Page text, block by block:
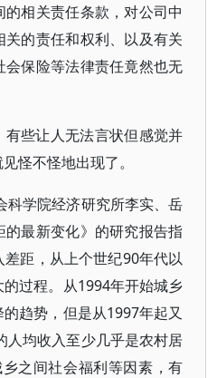
相关责任条款，对公司中
的责任和权利、以及有关
保险等法律责任竟然也无
些让人无法言状但感觉并
怪不怪地出现了。
科学院经济研究所李实、岳
最新变化》的研究报告指
距，从上个世纪90年代以
过程。从1994年开始城乡
趋势，但是从1997年起又
人均收入至少几乎是农村居
之间社会福利等因素，有